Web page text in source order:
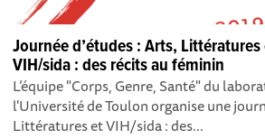
Journée d’études : Arts, Littératures
VIH/sida : des récits au féminin
L’équipe "Corps, Genre, Santé" du
l'Université de Toulon organise une
Littératures et VIH/sida : des...